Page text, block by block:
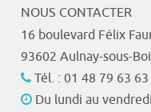
NOUS CONTACTER
16 boulevard Félix
93602 Aulnay-sous-
Tél. : 01 48 79 63 63
Du lundi au